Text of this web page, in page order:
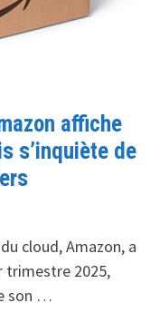
affiche
s’inquiète de
cloud, Amazon, a
trimestre 2025,
son …